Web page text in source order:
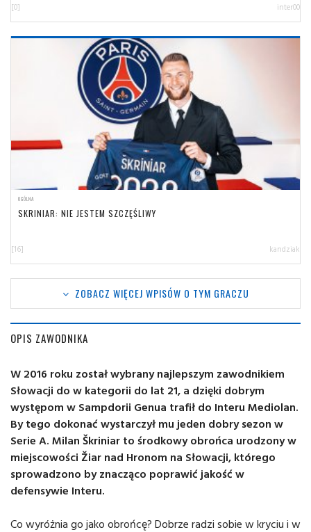
[0] inter00
OGÓLNA
SKRINIAR: NIE JESTEM SZCZĘŚLIWY
[16] kandziak
ZOBACZ WIĘCEJ WPISÓW O TYM GRACZU
OPIS ZAWODNIKA
W 2016 roku został wybrany najlepszym zawodnikiem
Słowacji do w kategorii do lat 21, a dzięki dobrym
występom w Sampdorii Genua trafił do Interu Mediolan.
By tego dokonać wystarczył mu jeden dobry sezon w
Serie A. Milan Škriniar to środkowy obrońca urodzony w
miejscowości Žiar nad Hronom na Słowacji, którego
sprowadzono by znacząco poprawić jakość w
defensywie Interu.
Co wyróżnia go jako obrońcę? Dobrze radzi sobie w kryciu i w